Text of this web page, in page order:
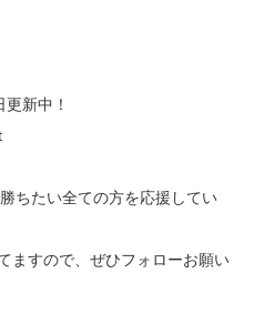
新中！
ちたい全ての方を応援してい
ますので、ぜひフォローお願い